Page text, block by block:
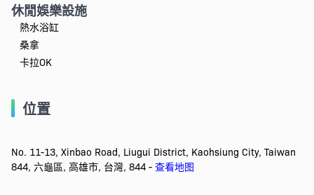
休閒娛樂設施
熱水浴缸
桑拿
卡拉OK
位置
No. 11-13, Xinbao Road, Liugui District, Kaohsiung City, Taiwan
844, 六龜區, 高雄市, 台灣, 844 - 查看地图